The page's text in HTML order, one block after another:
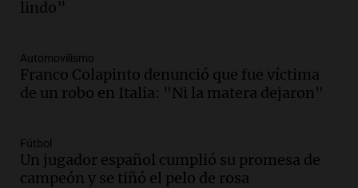
sobre los parques educativos
Amamos Argentina
Episodios
traerá más lluvias y eventos extremos
durante la primavera
Informados al regreso
lindo”
Automovilismo
Franco Colapinto denunció que fue víctima
de un robo en Italia: "Ni la matera dejaron"
Fútbol
Un jugador español cumplió su promesa de
campeón y se tiñó el pelo de rosa